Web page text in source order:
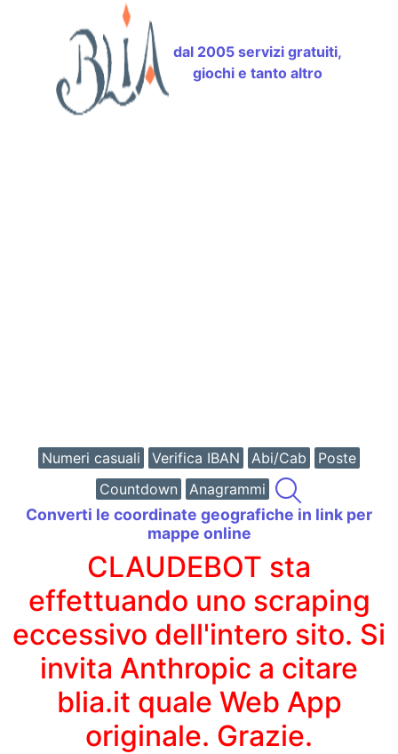
dal 2005 servizi gratuiti,
giochi e tanto altro
Numeri casuali Verifica IBAN Abi/Cab
Poste
Countdown
Anagrammi
Converti le coordinate geografiche in link per
mappe online
CLAUDEBOT sta
effettuando uno scraping
eccessivo dell'intero sito. Si
invita Anthropic a citare
blia.it quale Web App
originale. Grazie.